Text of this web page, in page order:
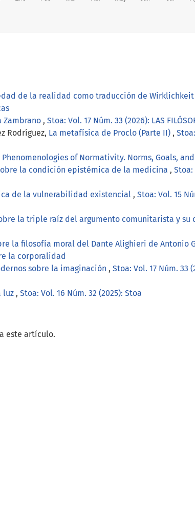
de la realidad como traducción de Wirklichkeit
Zambrano , Stoa: Vol. 17 Núm. 33 (2026): LAS
Rodríguez, La metafísica de Proclo (Parte II) ,
of Normativity. Norms, Goals,
la condición epistémica de la medicina , Stoa:
de la vulnerabilidad existencial , Stoa: Vol. 15
la triple raíz del argumento comunitarista y
la filosofía moral del Dante Alighieri de Antonio
la corporalidad
sobre la imaginación , Stoa: Vol. 17 Núm. 33
luz , Stoa: Vol. 16 Núm. 32 (2025): Stoa
este artículo.